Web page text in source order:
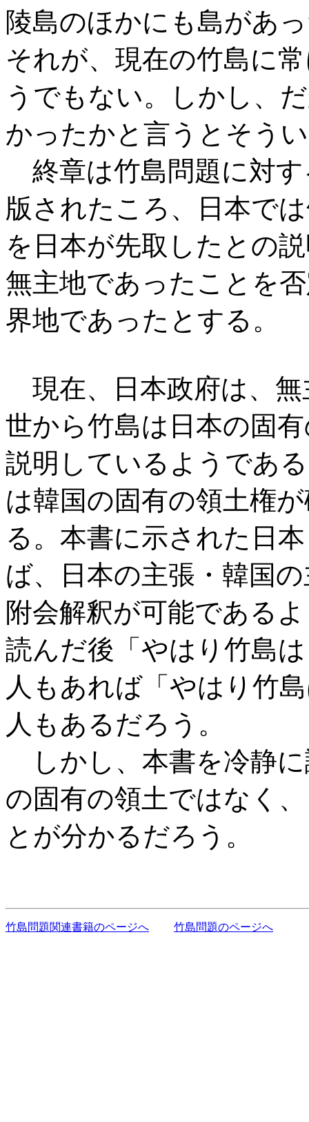
陵島のほかにも島があ
それが、現在の竹島に
うでもない。しかし、
かったかと言うとそう
終章は竹島問題に対
版されたころ、日本で
を日本が先取したとの
無主地であったことを
界地であったとする。
現在、日本政府は、無
世から竹島は日本の固
説明しているようであ
は韓国の固有の領土権
る。本書に示された日
ば、日本の主張・韓国
附会解釈が可能である
読んだ後「やはり竹島
人もあれば「やはり竹
人もあるだろう。
しかし、本書を冷静
の固有の領土ではなく
とが分かるだろう。
竹島問題関連書籍のページへ 竹島問題のページへ